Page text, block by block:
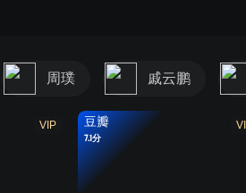
周璞 戚云鹏
VIP 豆瓣
7.1分